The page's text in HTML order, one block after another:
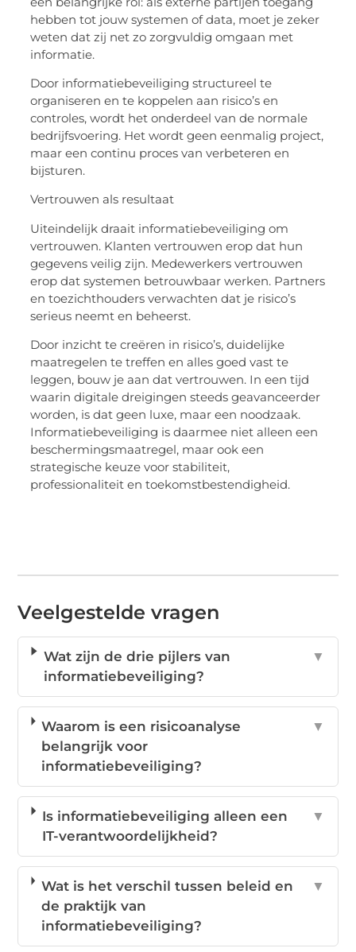
hebben tot jouw systemen of data, moet je zeker
weten dat zij net zo zorgvuldig omgaan met
informatie.
Door informatiebeveiliging structureel te
organiseren en te koppelen aan risico’s en
controles, wordt het onderdeel van de normale
bedrijfsvoering. Het wordt geen eenmalig project,
maar een continu proces van verbeteren en
bijsturen.
Vertrouwen als resultaat
Uiteindelijk draait informatiebeveiliging om
vertrouwen. Klanten vertrouwen erop dat hun
gegevens veilig zijn. Medewerkers vertrouwen
erop dat systemen betrouwbaar werken. Partners
en toezichthouders verwachten dat je risico’s
serieus neemt en beheerst.
Door inzicht te creëren in risico’s, duidelijke
maatregelen te treffen en alles goed vast te
leggen, bouw je aan dat vertrouwen. In een tijd
waarin digitale dreigingen steeds geavanceerder
worden, is dat geen luxe, maar een noodzaak.
Informatiebeveiliging is daarmee niet alleen een
beschermingsmaatregel, maar ook een
strategische keuze voor stabiliteit,
professionaliteit en toekomstbestendigheid.
Veelgestelde vragen
Wat zijn de drie pijlers van
informatiebeveiliging?
▼
Waarom is een risicoanalyse
belangrijk voor
informatiebeveiliging?
▼
Is informatiebeveiliging alleen een
IT-verantwoordelijkheid?
▼
Wat is het verschil tussen beleid en
de praktijk van
informatiebeveiliging?
▼